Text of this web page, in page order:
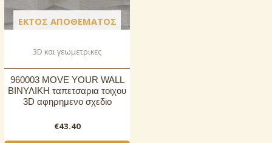
ΕΚΤΌΣ ΑΠΟΘΈΜΑΤΟΣ
3D και γεωμετρικες
960003 MOVE YOUR WALL
ΒΙΝΥΛΙΚΗ ταπετσαρια τοιχου
3D αφηρημενο σχεδιο
€43.40